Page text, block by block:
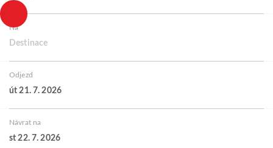
Na
Destinace
Odjezd
út 21. 7. 2026
Návrat na
st 22. 7. 2026